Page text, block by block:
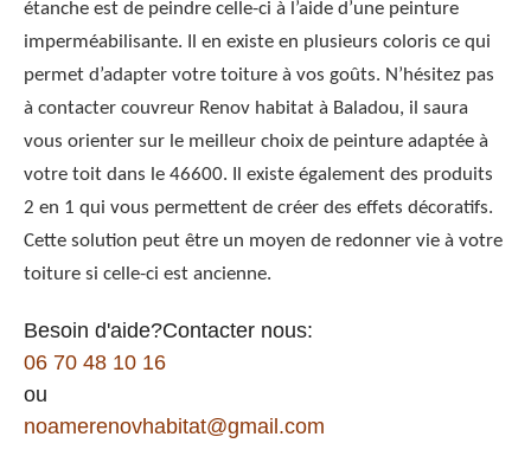
étanche est de peindre celle-ci à l’aide d’une peinture
imperméabilisante. Il en existe en plusieurs coloris ce qui
permet d’adapter votre toiture à vos goûts. N’hésitez pas
à contacter couvreur Renov habitat à Baladou, il saura
vous orienter sur le meilleur choix de peinture adaptée à
votre toit dans le 46600. Il existe également des produits
2 en 1 qui vous permettent de créer des effets décoratifs.
Cette solution peut être un moyen de redonner vie à votre
toiture si celle-ci est ancienne.
Besoin d'aide?Contacter nous:
06 70 48 10 16
ou
noamerenovhabitat@gmail.com